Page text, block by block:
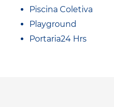
Piscina Coletiva
Playground
Portaria24 Hrs